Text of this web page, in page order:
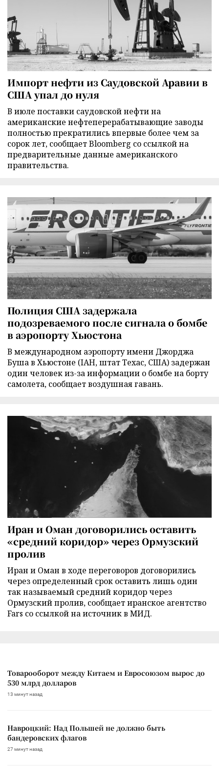
Импорт нефти из Саудовской Аравии в
США упал до нуля
В июле поставки саудовской нефти на
американские нефтеперерабатывающие заводы
полностью прекратились впервые более чем за
сорок лет, сообщает Bloomberg со ссылкой на
предварительные данные американского
правительства.
Полиция США задержала
подозреваемого после сигнала о бомбе
в аэропорту Хьюстона
В международном аэропорту имени Джорджа
Буша в Хьюстоне (IAH, штат Техас, США) задержан
один человек из-за информации о бомбе на борту
самолета, сообщает воздушная гавань.
Иран и Оман договорились оставить
«средний коридор» через Ормузский
пролив
Иран и Оман в ходе переговоров договорились
через определенный срок оставить лишь один
так называемый средний коридор через
Ормузский пролив, сообщает иранское агентство
Fars со ссылкой на источник в МИД.
Товарооборот между Китаем и Евросоюзом вырос до
530 млрд долларов
13 минут назад
Навроцкий: Над Польшей не должно быть
бандеровских флагов
27 минут назад